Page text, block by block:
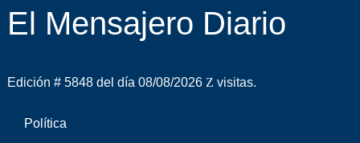
El Mensajero Diario
Edición # 5848 del día 08/08/2026 visitas.
Política